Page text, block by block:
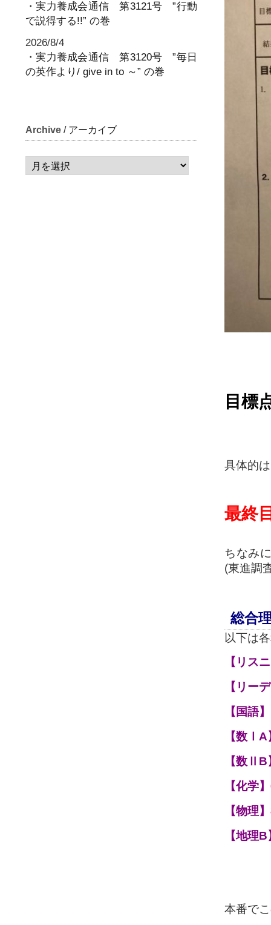
・実力養成会通信 第3121号 ”行動
で説得する!!” の巻
2026/8/4
・実力養成会通信 第3120号 ”毎日
の英作より/ give in to ～” の巻
Archive / アーカイブ
目標
具体的
最終
ちなみ
(東進調
総合
以下は
【リス
【リー
【国語
【数ⅠA
【数ⅡB
【化学
【物理
【地理
本番で